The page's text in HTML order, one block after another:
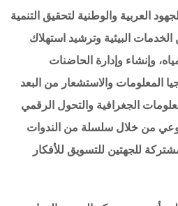
العربية والوطنية لتحقيق التنمية
الخدمات البيئية وترشيد استهلاك
وإنشاء وإدارة الحاضنات
المعلومات والاستشعار من البعد
الجغرافية والتحول الرقمي
من خلال سلسلة من الندوات
للجهتين للتسويق للأفكار